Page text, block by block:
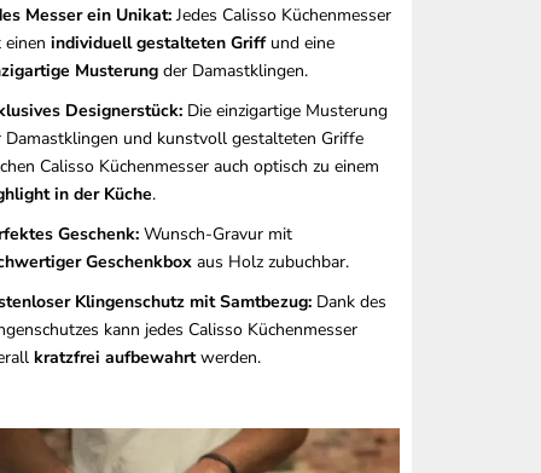
Messer ein Unikat: Jedes Calisso Küchenmesser
einen individuell gestalteten Griffund eine
Musterung der Damastklingen.
Designerstück: Die einzigartige Musterung
Damastklingen und kunstvoll gestalteten Griffe
Calisso Küchenmesser auch optisch zu einem
in der Küche.
Geschenk: Wunsch-Gravur mit
Geschenkbox aus Holz zubuchbar.
Klingenschutz mit Samtbezug: Dank des
kann jedes Calisso Küchenmesser
kratzfrei aufbewahrtwerden.